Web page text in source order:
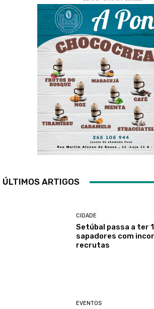
ÚLTIMOS ARTIGOS
CIDADE
Setúbal passa a ter
sapadores com
recrutas
EVENTOS